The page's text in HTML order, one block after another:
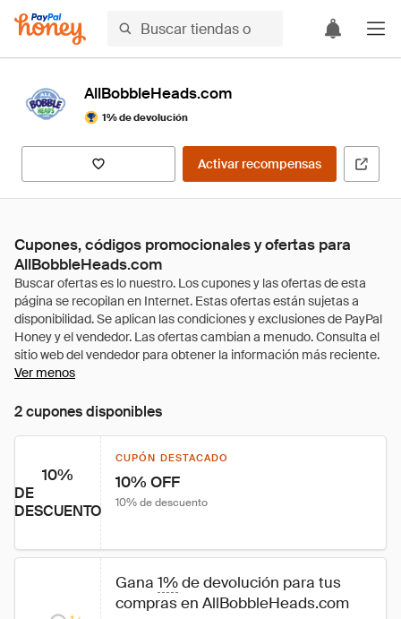
AllBobbleHeads.com
1% de devolución
Activar recompensas
Cupones, códigos promocionales y ofertas para
AllBobbleHeads.com
Ver menos
2 cupones disponibles
10%
DE
DESCUENTO
CUPÓN DESTACADO
10% OFF
10% de descuento
Gana 1% de devolución para tus
compras en AllBobbleHeads.com